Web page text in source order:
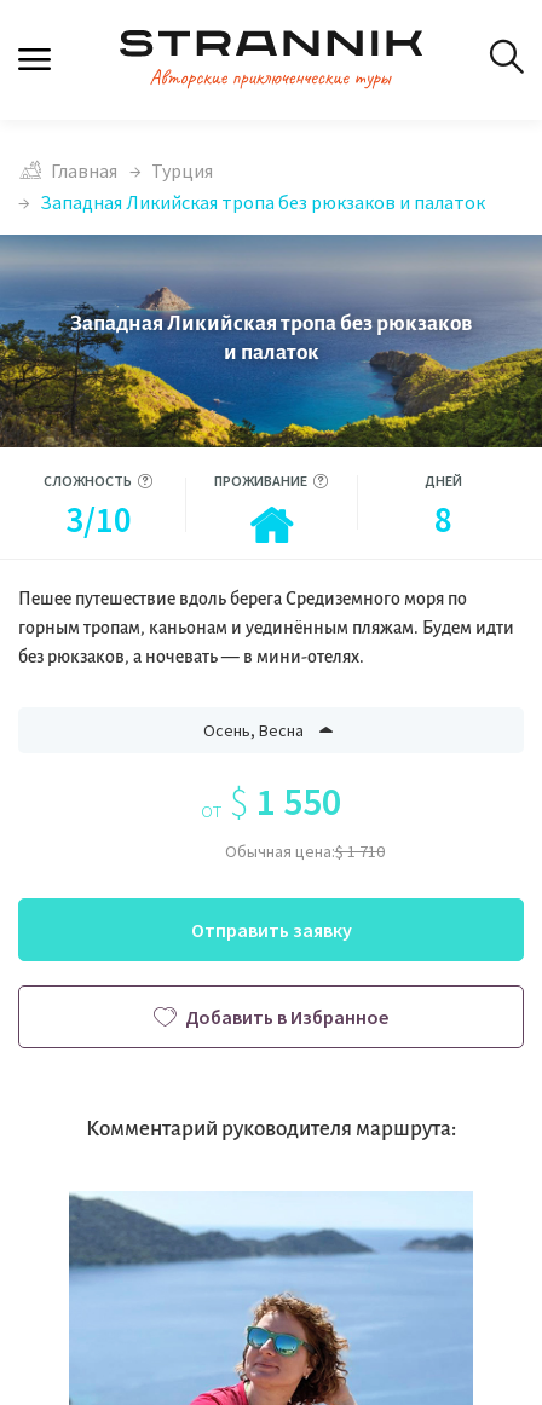
Главная
Турция
Западная Ликийская тропа без рюкзаков и палаток
Западная Ликийская тропа без рюкзаков
и палаток
СЛОЖНОСТЬ
3/10
ПРОЖИВАНИЕ ДНЕЙ
8
Пешее путешествие вдоль берега Средиземного моря по
горным тропам, каньонам и уединённым пляжам. Будем идти
без рюкзаков, а ночевать — в мини-отелях.
Осень, Весна
от $ 1 550
Обычная цена:$ 1 710
Отправить заявку
Добавить в Избранное
Комментарий руководителя маршрута: